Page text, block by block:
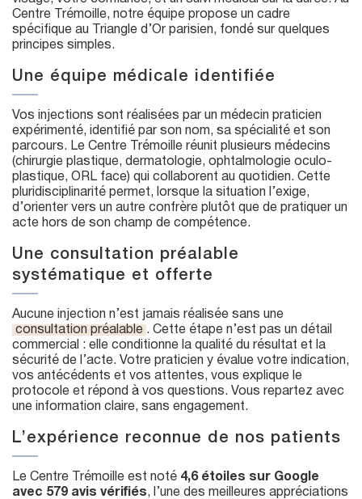
Centre Trémoille, notre équipe propose un cadre
spécifique au Triangle d’Or parisien, fondé sur quelques
principes simples.
Une équipe médicale identifiée
Vos injections sont réalisées par un médecin praticien
expérimenté, identifié par son nom, sa spécialité et son
parcours. Le Centre Trémoille réunit plusieurs médecins
(chirurgie plastique, dermatologie, ophtalmologie oculo-
plastique, ORL face) qui collaborent au quotidien. Cette
pluridisciplinarité permet, lorsque la situation l’exige,
d’orienter vers un autre confrère plutôt que de pratiquer un
acte hors de son champ de compétence.
Une consultation préalable
systématique et offerte
Aucune injection n’est jamais réalisée sans une
consultation préalable . Cette étape n’est pas un détail
commercial : elle conditionne la qualité du résultat et la
sécurité de l’acte. Votre praticien y évalue votre indication,
vos antécédents et vos attentes, vous explique le
protocole et répond à vos questions. Vous repartez avec
une information claire, sans engagement.
L’expérience reconnue de nos patients
Le Centre Trémoille est noté 4,6 étoiles sur Google
avec 579 avis vérifiés, l’une des meilleures appréciations